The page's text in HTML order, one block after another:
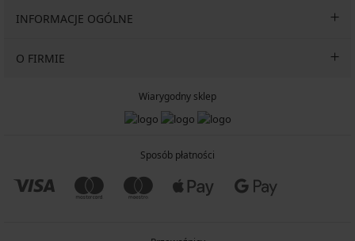
INFORMACJE OGÓLNE
O FIRMIE
Wiarygodny sklep
Sposób płatności